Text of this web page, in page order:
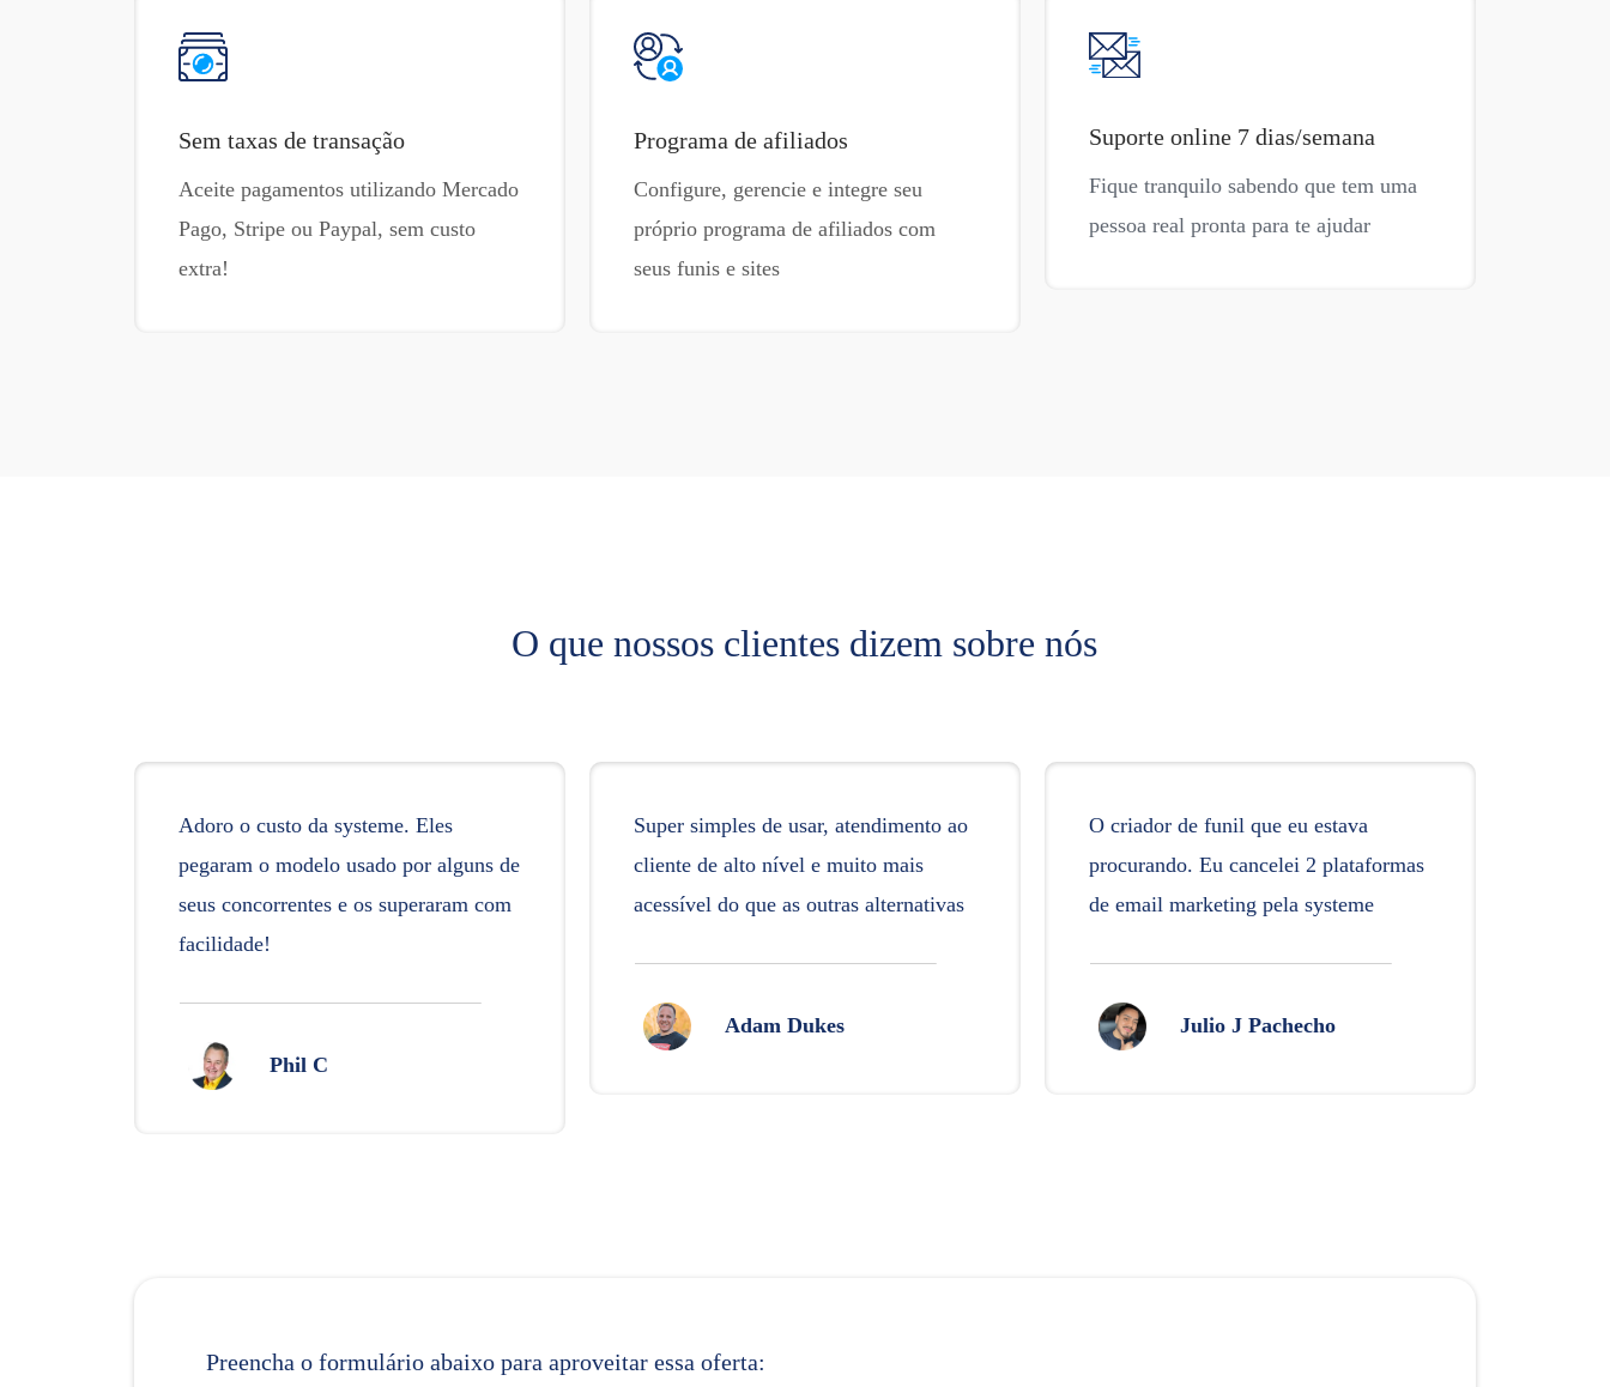
Sem taxas de transação
Aceite pagamentos utilizando Mercado
Pago, Stripe ou Paypal, sem custo
extra!
Programa de afiliados
Configure, gerencie e integre seu
próprio programa de afiliados com
seus funis e sites
Suporte online 7 dias/semana
Fique tranquilo sabendo que tem uma
pessoa real pronta para te ajudar
O que nossos clientes dizem sobre nós
Adoro o custo da systeme. Eles
pegaram o modelo usado por alguns de
seus concorrentes e os superaram com
facilidade!
Phil C
Super simples de usar, atendimento ao
cliente de alto nível e muito mais
acessível do que as outras alternativas
Adam Dukes
O criador de funil que eu estava
procurando. Eu cancelei 2 plataformas
de email marketing pela systeme
Julio J Pachecho
Preencha o formulário abaixo para aproveitar essa oferta: